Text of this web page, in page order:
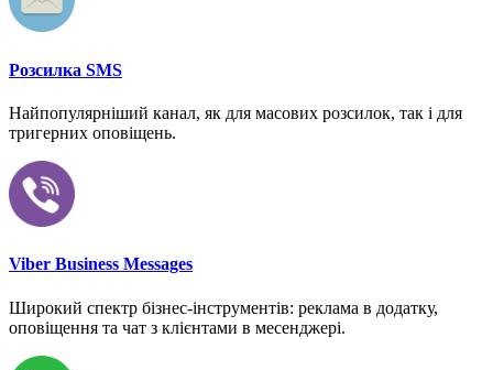
Розсилка SMS
Найпопулярніший канал, як для масових розсилок, так і для
тригерних оповіщень.
Viber Business Messages
Широкий спектр бізнес-інструментів: реклама в додатку,
оповіщення та чат з клієнтами в месенджері.